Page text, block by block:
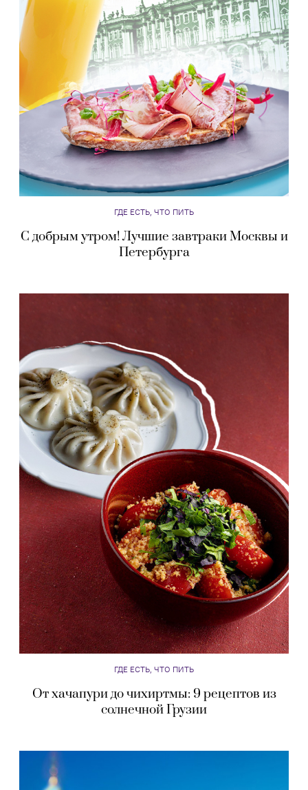
ГДЕ ЕСТЬ, ЧТО ПИТЬ
С добрым утром! Лучшие завтраки Москвы и
Петербурга
ГДЕ ЕСТЬ, ЧТО ПИТЬ
От хачапури до чихиртмы: 9 рецептов из
солнечной Грузии